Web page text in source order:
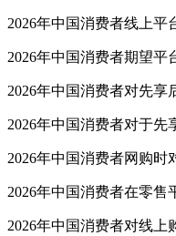
2026年中国消费者线上平
2026年中国消费者期望平
2026年中国消费者对先享
2026年中国消费者对于先
2026年中国消费者网购时
2026年中国消费者在零售
2026年中国消费者对线上